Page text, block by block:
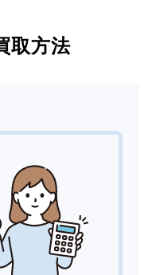
取方法